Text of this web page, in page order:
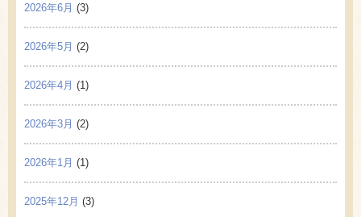
2026年6月 (3)
2026年5月 (2)
2026年4月 (1)
2026年3月 (2)
2026年1月 (1)
2025年12月 (3)